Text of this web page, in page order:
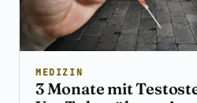
MEDIZIN
3 Monate mit